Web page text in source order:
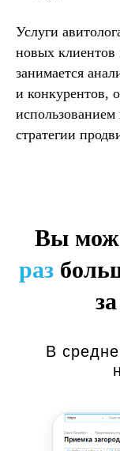
Услуги
новых клиентов
занимается
и конкурентов,
стратегии
Вы
раз
В